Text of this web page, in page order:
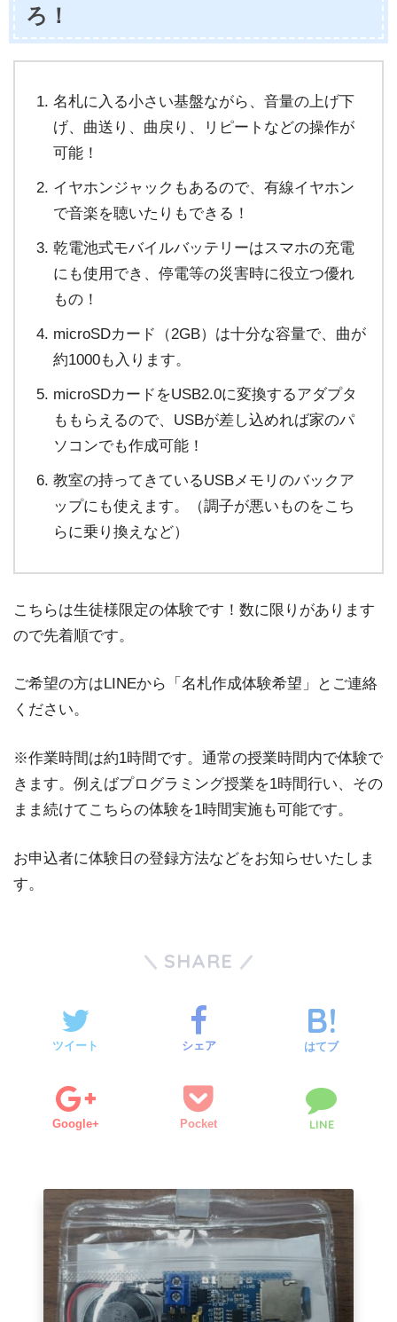
ろ！
名札に入る小さい基盤ながら、音量の上げ下
げ、曲送り、曲戻り、リピートなどの操作が
可能！
イヤホンジャックもあるので、有線イヤホン
で音楽を聴いたりもできる！
乾電池式モバイルバッテリーはスマホの充電
にも使用でき、停電等の災害時に役立つ優れ
もの！
microSDカード（2GB）は十分な容量で、曲が
約1000も入ります。
microSDカードをUSB2.0に変換するアダプタ
ももらえるので、USBが差し込めれば家のパ
ソコンでも作成可能！
教室の持ってきているUSBメモリのバックア
ップにも使えます。（調子が悪いものをこち
らに乗り換えなど）
こちらは生徒様限定の体験です！数に限りがあります
ので先着順です。
ご希望の方はLINEから「名札作成体験希望」とご連絡
ください。
※作業時間は約1時間です。通常の授業時間内で体験で
きます。例えばプログラミング授業を1時間行い、その
まま続けてこちらの体験を1時間実施も可能です。
お申込者に体験日の登録方法などをお知らせいたしま
す。
SHARE
ツイート シェア はてブ
Google+ Pocket LINE